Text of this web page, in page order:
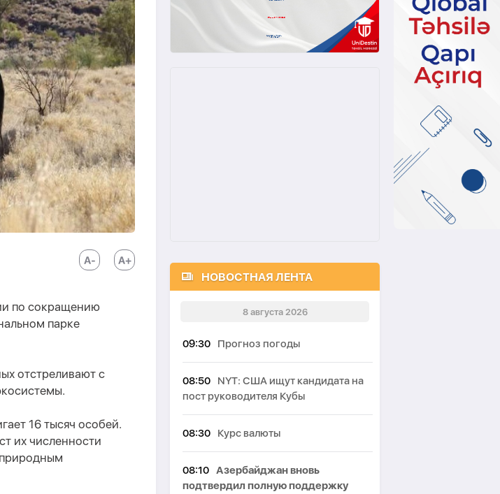
по сокращению
парке
отстреливают с
16 тысяч особей.
их численности
НОВОСТНАЯ ЛЕНТА
8 августа 2026
09:30 Прогноз погоды
08:50
NYT: США ищут кандидата на
пост руководителя Кубы
08:30 Курс валюты
08:10 Азербайджан вновь
подтвердил полную поддержку